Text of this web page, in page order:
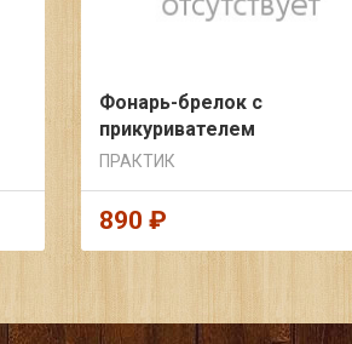
Фонарь-брелок с
прикуривателем
светодиодный
ПРАКТИК
890 ₽